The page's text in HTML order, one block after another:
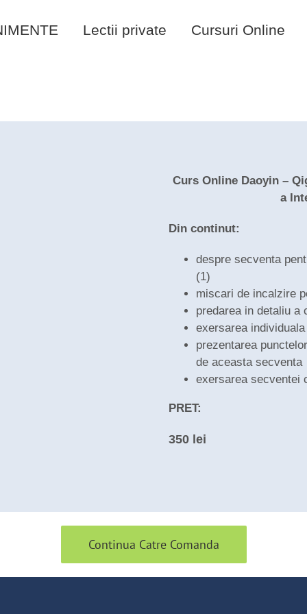
Lectii private Cursuri Online
Curs Online Daoyin –
a
Din continut:
despre secventa
(1)
miscari de incalzire
predarea in detaliu a
exersarea
prezentarea
de aceasta secventa
exersarea secventei
PRET:
350 lei
Continua Catre Comanda